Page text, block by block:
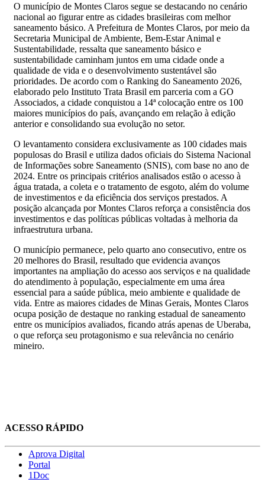
O município de Montes Claros segue se destacando no cenário
nacional ao figurar entre as cidades brasileiras com melhor
saneamento básico. A Prefeitura de Montes Claros, por meio da
Secretaria Municipal de Ambiente, Bem-Estar Animal e
Sustentabilidade, ressalta que saneamento básico e
sustentabilidade caminham juntos em uma cidade onde a
qualidade de vida e o desenvolvimento sustentável são
prioridades. De acordo com o Ranking do Saneamento 2026,
elaborado pelo Instituto Trata Brasil em parceria com a GO
Associados, a cidade conquistou a 14ª colocação entre os 100
maiores municípios do país, avançando em relação à edição
anterior e consolidando sua evolução no setor.
O levantamento considera exclusivamente as 100 cidades mais
populosas do Brasil e utiliza dados oficiais do Sistema Nacional
de Informações sobre Saneamento (SNIS), com base no ano de
2024. Entre os principais critérios analisados estão o acesso à
água tratada, a coleta e o tratamento de esgoto, além do volume
de investimentos e da eficiência dos serviços prestados. A
posição alcançada por Montes Claros reforça a consistência dos
investimentos e das políticas públicas voltadas à melhoria da
infraestrutura urbana.
O município permanece, pelo quarto ano consecutivo, entre os
20 melhores do Brasil, resultado que evidencia avanços
importantes na ampliação do acesso aos serviços e na qualidade
do atendimento à população, especialmente em uma área
essencial para a saúde pública, meio ambiente e qualidade de
vida. Entre as maiores cidades de Minas Gerais, Montes Claros
ocupa posição de destaque no ranking estadual de saneamento
entre os municípios avaliados, ficando atrás apenas de Uberaba,
o que reforça seu protagonismo e sua relevância no cenário
mineiro.
ACESSO RÁPIDO
Aprova Digital
Portal
1Doc